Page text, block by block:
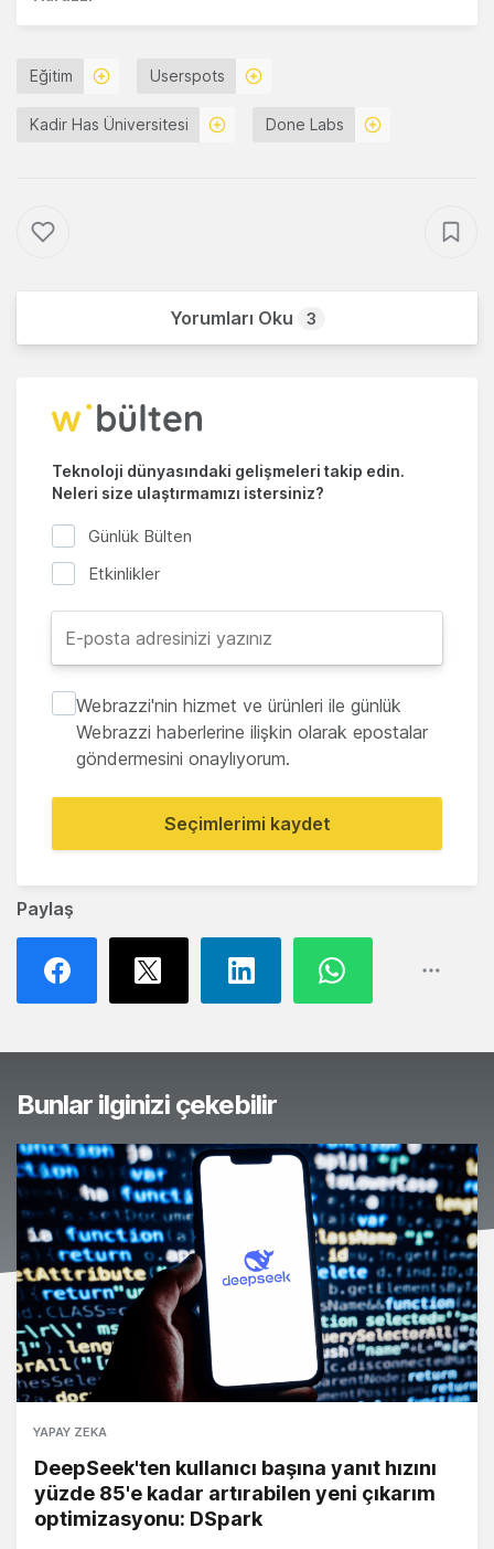
Paylaş
Eğitim Userspots
Kadir Has Üniversitesi Done Labs
Yorumları Oku 3
Teknoloji dünyasındaki gelişmeleri takip edin.
Neleri size ulaştırmamızı istersiniz?
Günlük Bülten
Etkinlikler
Webrazzi'nin hizmet ve ürünleri ile günlük
Webrazzi haberlerine ilişkin olarak epostalar
göndermesini onaylıyorum.
Seçimlerimi kaydet
Bunlar ilginizi çekebilir
YAPAY ZEKA
DeepSeek'ten kullanıcı başına yanıt hızını
yüzde 85'e kadar artırabilen yeni çıkarım
optimizasyonu: DSpark